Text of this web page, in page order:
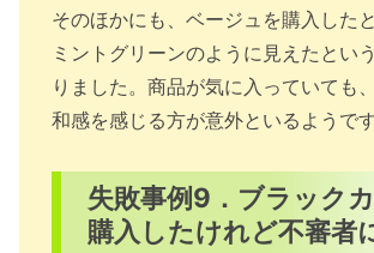
そのほかにも、ベージュを購入した
ミントグリーンのように見えたとい
りました。商品が気に入っていても
和感を感じる方が意外といるようで
失敗事例9．ブラック
購入したけれど不審者